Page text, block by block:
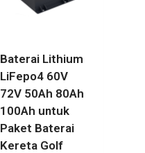
Baterai Lithium
LiFepo4 60V
72V 50Ah 80Ah
100Ah untuk
Paket Baterai
Kereta Golf